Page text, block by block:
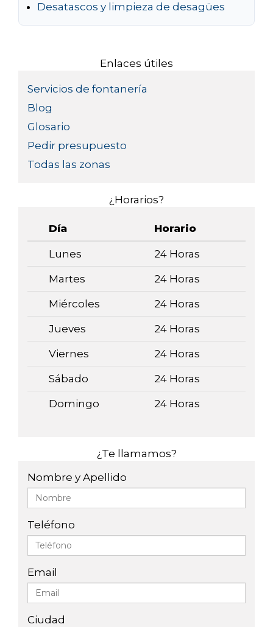
Desatascos y limpieza de desagües
Enlaces útiles
Servicios de fontanería
Blog
Glosario
Pedir presupuesto
Todas las zonas
¿Horarios?
Día Horario
Lunes 24 Horas
Martes 24 Horas
Miércoles 24 Horas
Jueves 24 Horas
Viernes 24 Horas
Sábado 24 Horas
Domingo 24 Horas
¿Te llamamos?
Nombre y Apellido
Teléfono
Email
Ciudad